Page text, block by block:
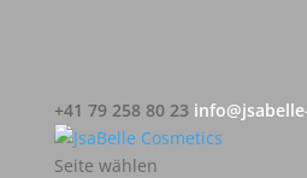
+41 79 258 80 23
Seite wählen